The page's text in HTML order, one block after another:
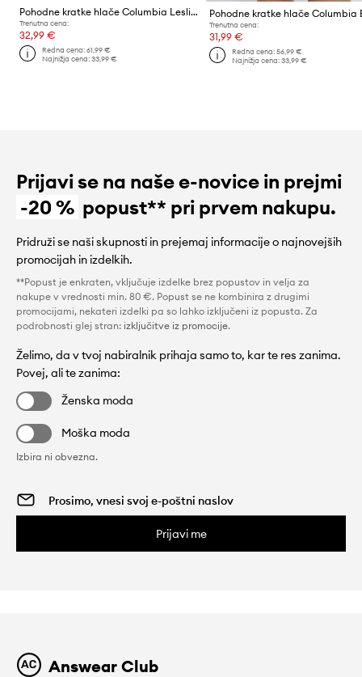
Pohodne kratke hlače Columbia Leslie Falls
Trenutna cena:
32,99 €
Redna cena:61,99 €
Najnižja cena:33,99 €
Trenutna cena:
31,99 €
Redna cena: 56,99 €
Najnižja cena: 33,99 €
Prijavi se na naše e-novice in prejmi
-20 % popust** pri prvem nakupu.
Pridruži se naši skupnosti in prejemaj informacije o najnovejših
promocijah in izdelkih.
**Popust je enkraten, vključuje izdelke brez popustov in velja za
nakupe v vrednosti min. 80 €. Popust se ne kombinira z drugimi
promocijami, nekateri izdelki pa so lahko izključeni iz popusta. Za
podrobnosti glej stran: izključitve iz promocije.
Želimo, da v tvoj nabiralnik prihaja samo to, kar te res zanima.
Povej, ali te zanima:
Ženska moda
Moška moda
Izbira ni obvezna.
Prijavi me
Answear Club